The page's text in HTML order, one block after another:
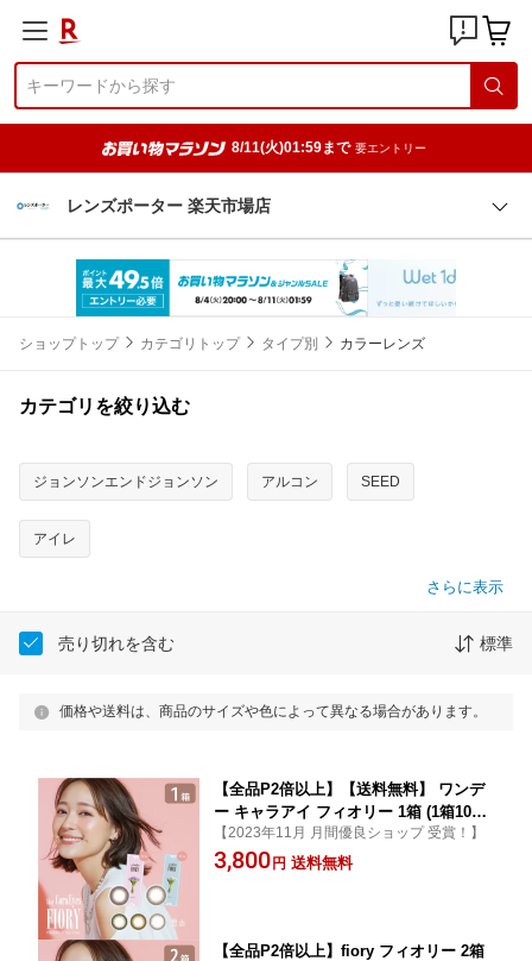
8/11(火)01:59まで 要エントリー
レンズポーター 楽天市場店
ショップトップ カテゴリトップ タイプ別 カラーレンズ
カテゴリを絞り込む
ジョンソンエンドジョンソン アルコン SEED
アイレ
さらに表示
売り切れを含む 標準
価格や送料は、商品のサイズや色によって異なる場合があります。
【全品P2倍以上】【送料無料】 ワンデ
ー キャラアイ フィオリー 1箱 (1箱10枚)
アイレ 1day CaraEyes Fiory 度あり 度
なし 一日使い捨て UV カラコン
【2023年11月 月間優良ショップ 受賞！】
3,800 円 送料無料
【全品P2倍以上】fiory フィオリー 2箱